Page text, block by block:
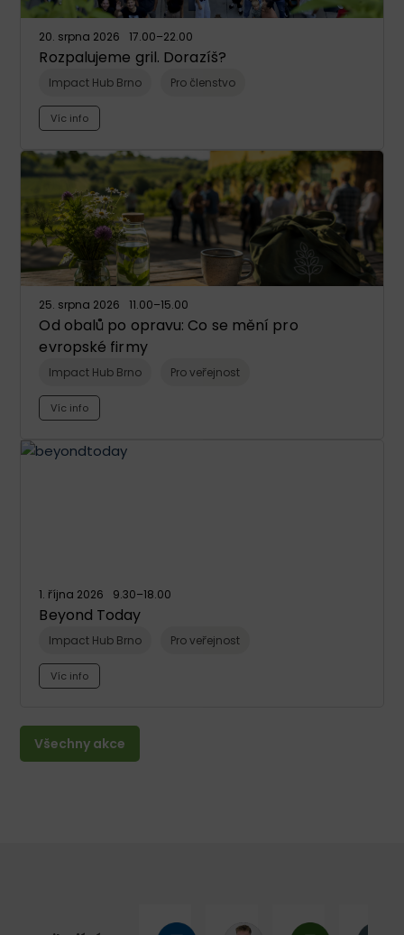
20. srpna 2026 17.00–22.00
Rozpalujeme gril. Dorazíš?
Impact Hub Brno Pro členstvo
Víc info
25. srpna 2026 11.00–15.00
Od obalů po opravu: Co se mění pro
evropské firmy
Impact Hub Brno Pro veřejnost
Víc info
1. října 2026 9.30–18.00
Beyond Today
Impact Hub Brno Pro veřejnost
Víc info
Všechny akce